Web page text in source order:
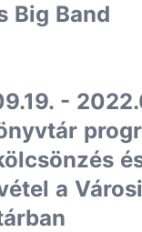
Big Band
-
a Városi